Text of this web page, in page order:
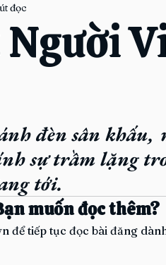
đọc
đèn sân khấu,
sự trầm lặng
tới.
muốn đọc thêm?
để tiếp tục đọc bài đăng